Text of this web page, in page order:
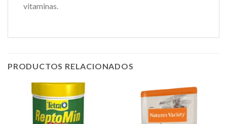
vitaminas.
PRODUCTOS RELACIONADOS